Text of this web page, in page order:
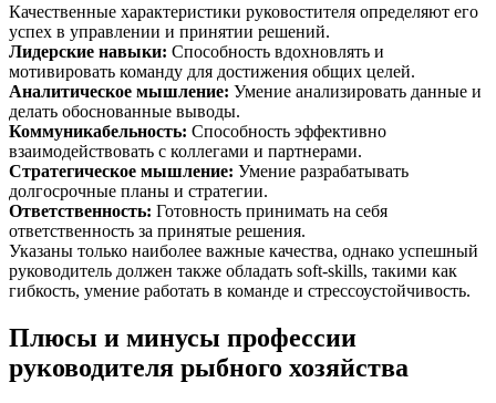
Качественные характеристики руковостителя определяют его
успех в управлении и принятии решений.
Лидерские навыки: Способность вдохновлять и
мотивировать команду для достижения общих целей.
Аналитическое мышление: Умение анализировать данные и
делать обоснованные выводы.
Коммуникабельность: Способность эффективно
взаимодействовать с коллегами и партнерами.
Стратегическое мышление: Умение разрабатывать
долгосрочные планы и стратегии.
Ответственность: Готовность принимать на себя
ответственность за принятые решения.
Указаны только наиболее важные качества, однако успешный
руководитель должен также обладать soft-skills, такими как
гибкость, умение работать в команде и стрессоустойчивость.
Плюсы и минусы профессии
руководителя рыбного хозяйства